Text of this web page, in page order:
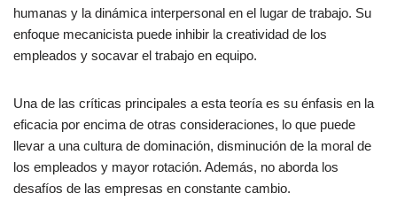
humanas y la dinámica interpersonal en el lugar de trabajo. Su
enfoque mecanicista puede inhibir la creatividad de los
empleados y socavar el trabajo en equipo.
Una de las críticas principales a esta teoría es su énfasis en la
eficacia por encima de otras consideraciones, lo que puede
llevar a una cultura de dominación, disminución de la moral de
los empleados y mayor rotación. Además, no aborda los
desafíos de las empresas en constante cambio.